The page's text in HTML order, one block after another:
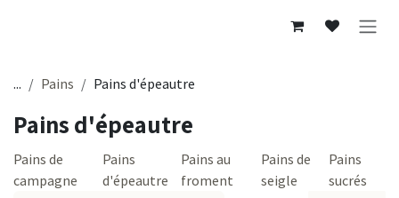
... Pains Pains d'épeautre
Pains d'épeautre
Pains de
campagne
Pains
d'épeautre
Pains au
froment
Pains de
seigle
Pains
sucrés